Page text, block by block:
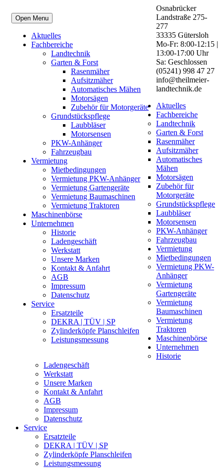
Open Menu
Aktuelles
Fachbereiche
Landtechnik
Garten & Forst
Rasenmäher
Aufsitzmäher
Automatisches Mähen
Motorsägen
Zubehör für Motorgeräte
Grundstückspflege
Laubbläser
Motorsensen
PKW-Anhänger
Fahrzeugbau
Vermietung
Mietbedingungen
Vermietung PKW-Anhänger
Vermietung Gartengeräte
Vermietung Baumaschinen
Vermietung Traktoren
Maschinenbörse
Unternehmen
Historie
Ladengeschäft
Werkstatt
Unsere Marken
Kontakt & Anfahrt
AGB
Impressum
Datenschutz
Service
Ersatzteile
DEKRA | TÜV | SP
Zylinderköpfe Planschleifen
Leistungsmessung
Osnabrücker
Landstraße 275-
277
33335 Gütersloh
Mo-Fr: 8:00-12:15 |
13:00-17:00 Uhr
Sa: Geschlossen
(05241) 998 47 27
info@theilmeier-
landtechnik.de
Aktuelles
Fachbereiche
Landtechnik
Garten & Forst
Rasenmäher
Aufsitzmäher
Automatisches
Mähen
Motorsägen
Zubehör für
Motorgeräte
Grundstückspflege
Laubbläser
Motorsensen
PKW-Anhänger
Fahrzeugbau
Vermietung
Mietbedingungen
Vermietung PKW-
Anhänger
Vermietung
Gartengeräte
Vermietung
Baumaschinen
Vermietung
Traktoren
Maschinenbörse
Unternehmen
Historie
Ladengeschäft
Werkstatt
Unsere Marken
Kontakt & Anfahrt
AGB
Impressum
Datenschutz
Service
Ersatzteile
DEKRA | TÜV | SP
Zylinderköpfe Planschleifen
Leistungsmessung